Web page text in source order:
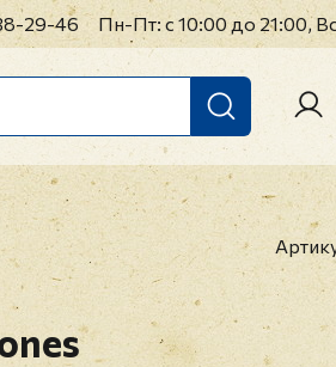
29-46 Пн-Пт: с 10:00 до 21:00,